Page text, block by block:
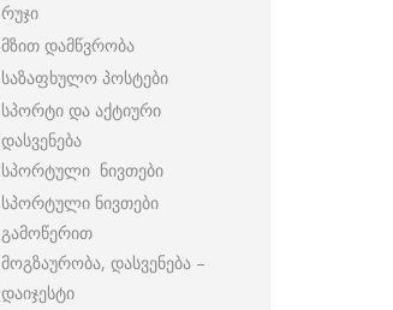
რუჯი
მზით დამწვრობა
საზაფხულო პოსტები
სპორტი და აქტიური
დასვენება
სპორტული ნივთები
სპორტული ნივთები
გამოწერით
მოგზაურობა, დასვენება –
დაიჯესტი